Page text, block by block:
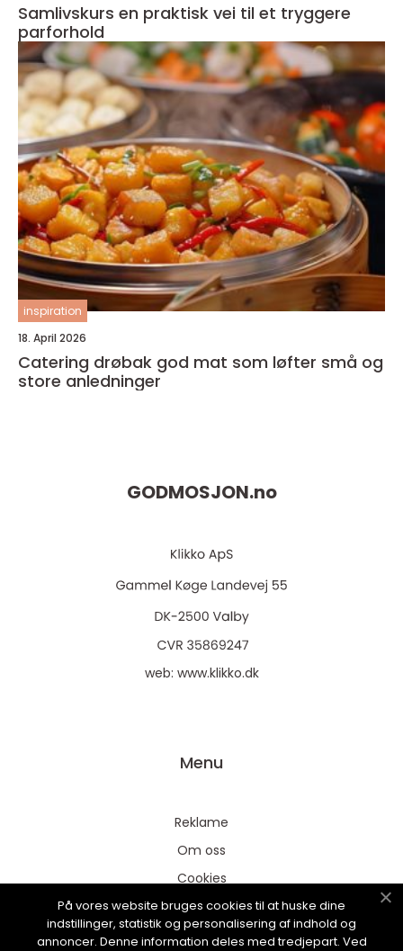
Samlivskurs en praktisk vei til et tryggere
parforhold
inspiration
18. April 2026
Catering drøbak god mat som løfter små og
store anledninger
GODMOSJON.no
web: www.klikko.dk
Menu
Reklame
Om oss
Cookies
Kontakt Oss
Sitemap
På vores website bruges cookies til at huske dine
indstillinger, statistik og personalisering af indhold og
annoncer. Denne information deles med tredjepart. Ved